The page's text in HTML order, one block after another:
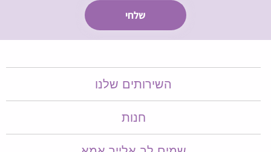
השירותים שלנו
חנות